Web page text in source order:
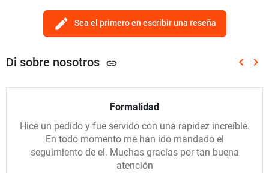
edit Sea el primero en escribir una reseña
Di sobre nosotros link keyboard_arrow_left keyboard_arrow_right
Formalidad
Hice un pedido y fue servido con una rapidez increíble.
En todo momento me han ido mandado el
seguimiento de el. Muchas gracias por tan buena
atención